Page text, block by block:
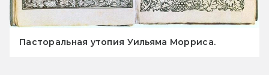
Пасторальная утопия Уильяма Морриса.